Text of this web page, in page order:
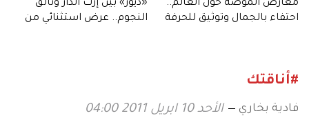
معارض الموضة حول العالم..
احتفاء بالجمال وتوثيق للحرفة
«ديور» بين إرث الدار وتألق
النجوم.. عرض استثنائي من
#أناقتك
فادية بخاري الأحد 10 ابريل 2011 04:00